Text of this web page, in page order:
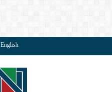
English